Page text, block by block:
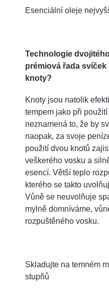
Esenciální oleje
Technologie
prémiová řada
knoty?
Knoty jsou natolik
tempem jako při
neznamená to, že by
naopak, za svoje
použití dvou knotů
veškerého vosku a
esencí. Větší teplo
kterého se takto
Vůně se neuvolňuje
mylně domníváme,
rozpuštěného vosku.
Skladujte na temném
stupňů